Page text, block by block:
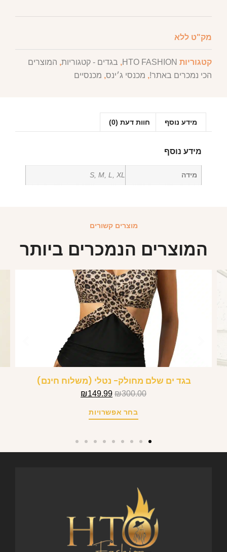
מק"ט ללא
קטגוריות HTO FASHION
, בגדים - קטגוריות, המוצרים
הכי נמכרים באתר!, מכנסי ג׳ינס, מכנסיים
מידע נוסף חוות דעת (0)
מידע נוסף
מידה S, M, L, XL
מוצרים קשורים
המוצרים הנמכרים ביותר
בגד ים שלם מחולק- נטלי (משלוח חינם)
₪300.00
₪149.99
בחר אפשרויות